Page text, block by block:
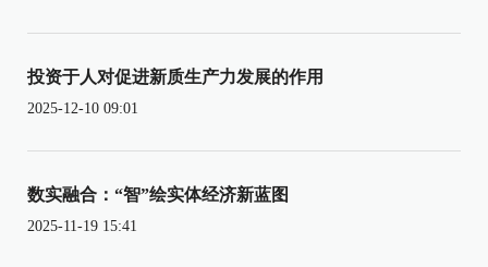
投资于人对促进新质生产力发展的作用
2025-12-10 09:01
数实融合：“智”绘实体经济新蓝图
2025-11-19 15:41